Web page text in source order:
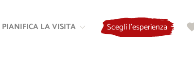
alla
PIANIFICA LA VISITA Scegli l'esperienza